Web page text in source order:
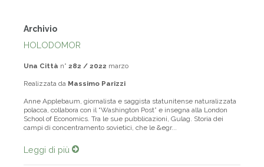
Archivio
HOLODOMOR
Una Città n° 282 / 2022 marzo
Realizzata da Massimo Parizzi
Anne Applebaum, giornalista e saggista statunitense naturalizzata
polacca, collabora con il “Washington Post” e insegna alla London
School of Economics. Tra le sue pubblicazioni, Gulag. Storia dei
campi di concentramento sovietici, che le &egr...
Leggi di più